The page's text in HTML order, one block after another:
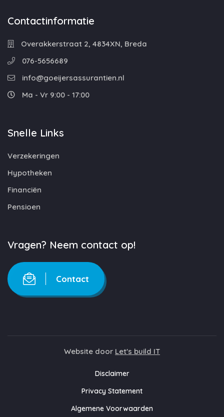
Contactinformatie
Overakkerstraat 2, 4834XN, Breda
076-5656689
info@goeijersassurantien.nl
Ma - Vr 9:00 - 17:00
Snelle Links
Verzekeringen
Hypotheken
Financiën
Pensioen
Vragen? Neem contact op!
Contact
Website door Let's build IT
Disclaimer
Privacy Statement
Algemene Voorwaarden